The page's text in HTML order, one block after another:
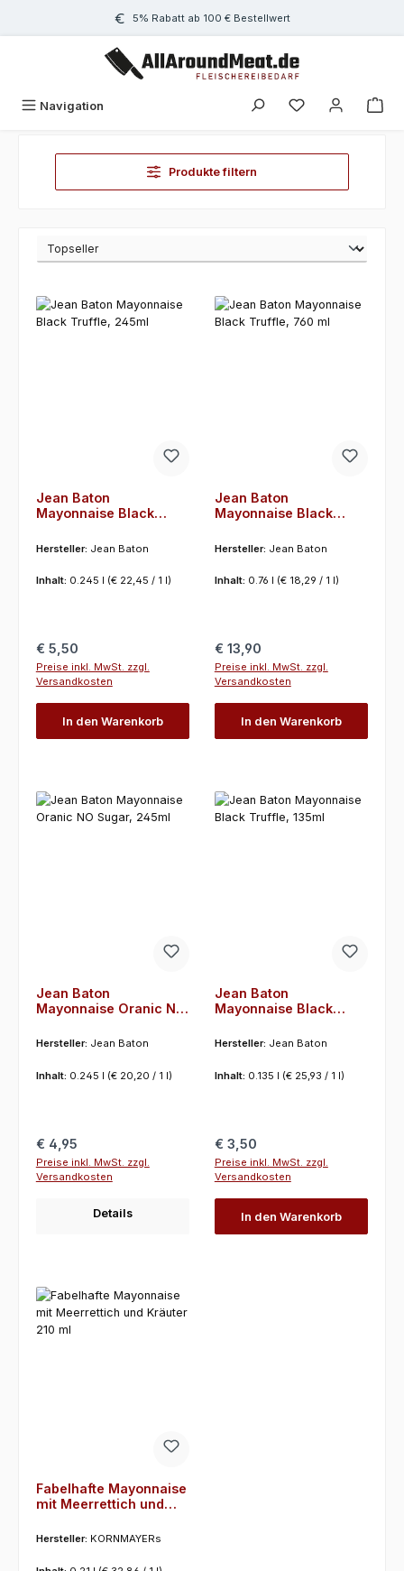
Zum Hauptinhalt springen5% Rabatt ab 100 € Bestellwert
Navigation
Produkte filtern
Jean Baton
Mayonnaise Black
Hersteller: Jean Baton
Inhalt: 0.245 l (€ 22,45 / 1 l)
Regulärer Preis:
€ 5,50
Preise inkl. MwSt. zzgl.
Versandkosten
In den Warenkorb
Jean Baton
Mayonnaise Black
Hersteller: Jean Baton
Inhalt: 0.76 l (€ 18,29 / 1 l)
Regulärer Preis:
€ 13,90
Preise inkl. MwSt. zzgl.
Versandkosten
In den Warenkorb
Jean Baton
Mayonnaise Oranic NO
Hersteller: Jean Baton
Inhalt: 0.245 l (€ 20,20 / 1 l)
Regulärer Preis:
€ 4,95
Preise inkl. MwSt. zzgl.
Versandkosten
Details
Jean Baton
Mayonnaise Black
Hersteller: Jean Baton
Inhalt: 0.135 l (€ 25,93 / 1 l)
Regulärer Preis:
€ 3,50
Preise inkl. MwSt. zzgl.
Versandkosten
In den Warenkorb
Fabelhafte Mayonnaise
mit Meerrettich und
Hersteller: KORNMAYERs